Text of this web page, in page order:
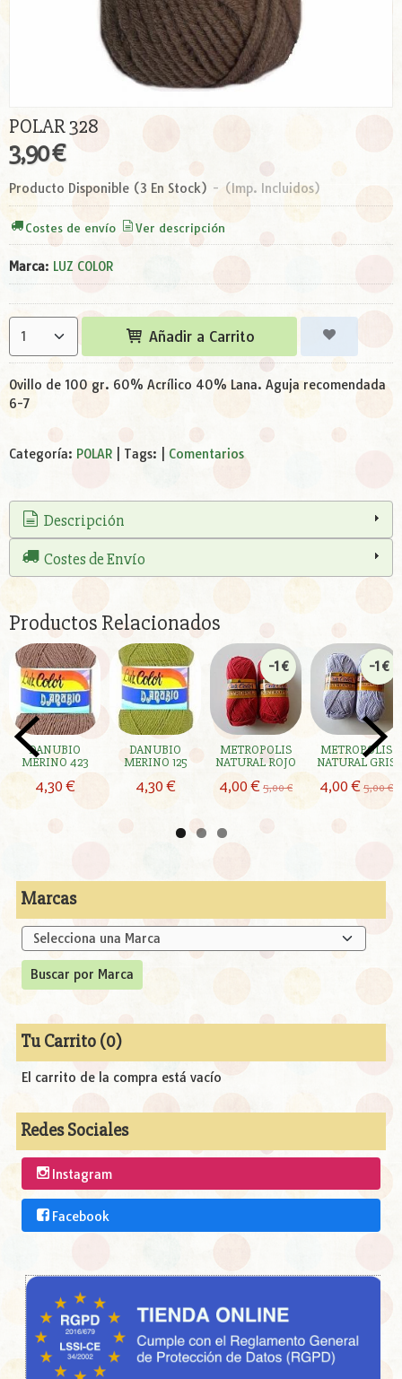
Marcas
Tu Carrito (0)
El carrito de la compra está vacío
Redes Sociales
Instagram
Facebook
POLAR 328
3,90 €
Producto Disponible (3 En Stock) - (Imp. Incluidos)
Costes de envío Ver descripción
Marca: LUZ COLOR
Añadir a Carrito
Ovillo de 100 gr. 60% Acrílico 40% Lana. Aguja recomendada
6-7
Categoría: POLAR Tags: Comentarios
Descripción
Costes de Envío
Productos Relacionados
DANUBIO
MERINO 423
4,30 €
DANUBIO
MERINO 125
4,30 €
-1 €
METROPOLIS
NATURAL ROJO
4,00 €5,00 €
-1 €
METROPOLIS
NATURAL GRIS
4,00 €5,00 €